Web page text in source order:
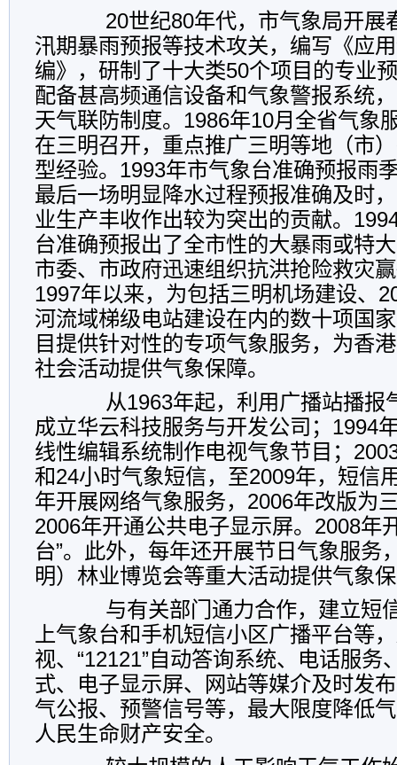
20世纪80年代，市气象局开展
汛期暴雨预报等技术攻关，编写《应
编》，研制了十大类50个项目的专业
配备甚高频通信设备和气象警报系统
天气联防制度。 1986年10月全省气象
在三明召开，重点推广三明等地（市
型经验。 1993年市气象台准确预报雨
最后一场明显降水过程预报准确及时
业生产丰收作出较为突出的贡献。
台准确预报出了全市性的大暴雨或特
市委、市政府迅速组织抗洪抢险救灾
1997年以来，为包括三明机场建设、
河流域梯级电站建设在内的数十项国
目提供针对性的专项气象服务，为香
社会活动提供气象保障。
从1963年起，利用广播站播报
成立华云科技服务与开发公司； 1994
线性编辑系统制作电视气象节目；
和24小时气象短信，至2009年，短信
年开展网络气象服务， 2006年改版为
2006年开通公共电子显示屏。 2008年
台”。此外，每年还开展节日气象服务
明）林业博览会等重大活动提供气象
与有关部门通力合作，建立短
上气象台和手机短信小区广播平台等
视、“12121”自动答询系统、电话服务
式、电子显示屏、网站等媒介及时发
气公报、预警信号等，最大限度降低
人民生命财产安全。